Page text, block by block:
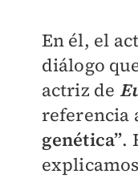
En él, el
diálogo
actriz de
referencia
genética”.